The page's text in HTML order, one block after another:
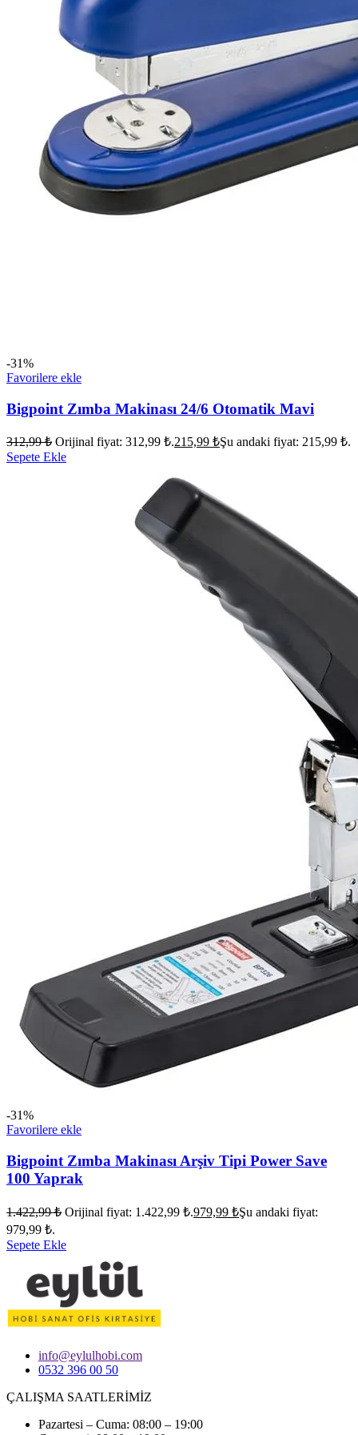
-31%
Favorilere ekle
Bigpoint Zımba Makinası 24/6 Otomatik Mavi
312,99₺ Orijinal fiyat: 312,99 ₺.215,99 ₺Şu andaki fiyat: 215,99 ₺.
Sepete Ekle
-31%
Favorilere ekle
Bigpoint Zımba Makinası Arşiv Tipi Power Save
100 Yaprak
1.422,99₺ Orijinal fiyat: 1.422,99 ₺.979,99 ₺Şu andaki fiyat:
979,99 ₺.
Sepete Ekle
info@eylulhobi.com
0532 396 00 50
ÇALIŞMA SAATLERİMİZ
Pazartesi – Cuma: 08:00 – 19:00